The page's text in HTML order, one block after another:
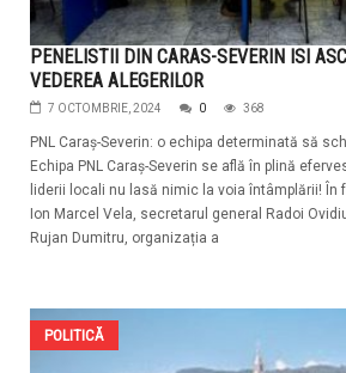
PENELISTII DIN CARAS-SEVERIN ISI
VEDEREA ALEGERILOR
7 OCTOMBRIE, 2024 0 368
PNL Caraș-Severin: o echipa determinată să
Echipa PNL Caraș-Severin se află în plină
liderii locali nu lasă nimic la voia întâmplării! În
Ion Marcel Vela, secretarul general Radoi
Rujan Dumitru, organizația a
POLITICĂ